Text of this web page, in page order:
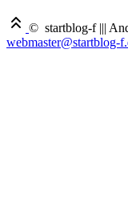
© startblog-f |||
webmaster@startblog-